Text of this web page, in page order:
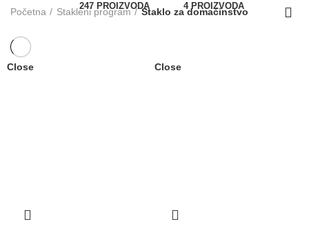
Stakleni Program 247 PROIZVODA Vaze 4 PROIZVODA
Početna Stakleni program Staklo za domaćinstvo
Close Close